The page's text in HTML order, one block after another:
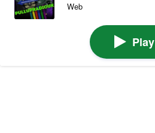
Web
Play